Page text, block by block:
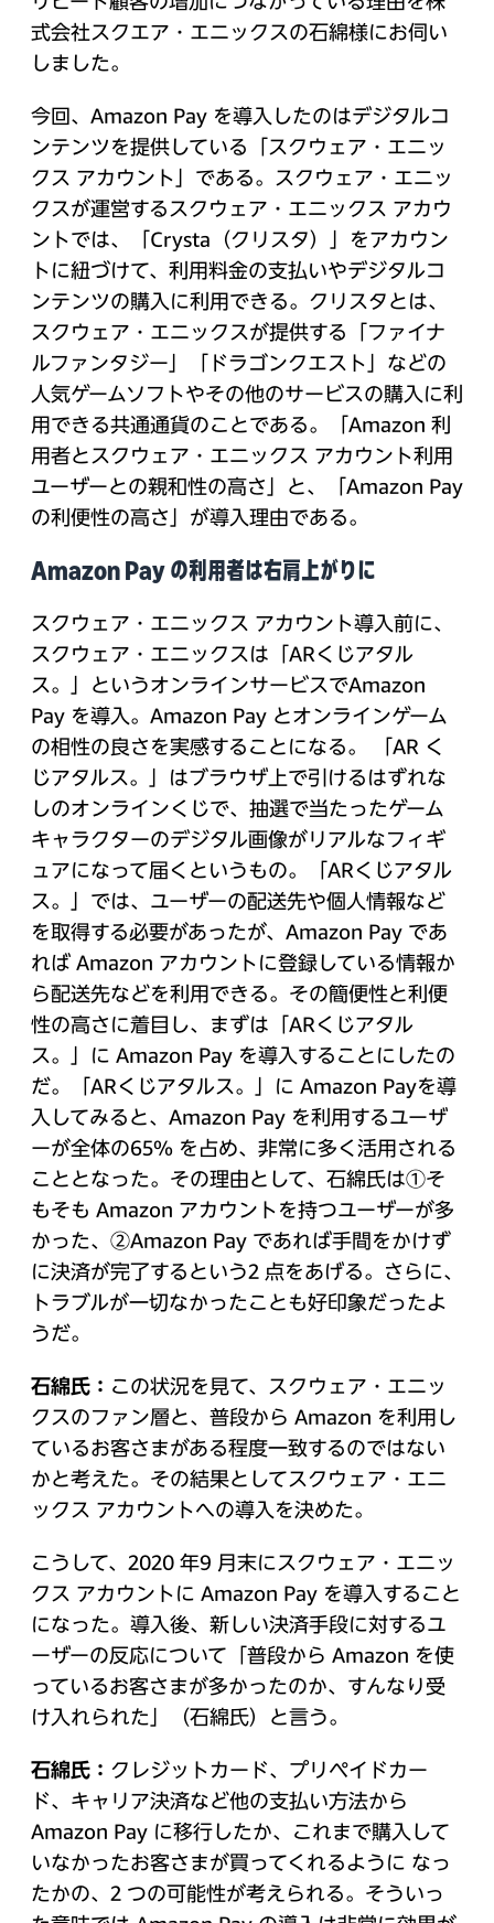
式会社スクエア・エニックスの石綿様にお伺い
しました。
今回、Amazon Pay を導入したのはデジタルコ
ンテンツを提供している「スクウェア・エニッ
クス アカウント」である。スクウェア・エニッ
クスが運営するスクウェア・エニックス アカウ
ントでは、「Crysta（クリスタ）」をアカウン
トに紐づけて、利用料金の支払いやデジタルコ
ンテンツの購入に利用できる。クリスタとは、
スクウェア・エニックスが提供する「ファイナ
ルファンタジー」「ドラゴンクエスト」などの
人気ゲームソフトやその他のサービスの購入に利
用できる共通通貨のことである。「Amazon 利
用者とスクウェア・エニックス アカウント利用
ユーザーとの親和性の高さ」と、「Amazon Pay
の利便性の高さ」が導入理由である。
Amazon Pay の利用者は右肩上がりに
スクウェア・エニックス アカウント導入前に、
スクウェア・エニックスは「ARくじアタル
ス。」というオンラインサービスでAmazon
Pay を導入。Amazon Pay とオンラインゲーム
の相性の良さを実感することになる。 「AR く
じアタルス。」はブラウザ上で引けるはずれな
しのオンラインくじで、抽選で当たったゲーム
キャラクターのデジタル画像がリアルなフィギ
ュアになって届くというもの。「ARくじアタル
ス。」では、ユーザーの配送先や個人情報など
を取得する必要があったが、Amazon Pay であ
れば Amazon アカウントに登録している情報か
ら配送先などを利用できる。その簡便性と利便
性の高さに着目し、まずは「ARくじアタル
ス。」に Amazon Pay を導入することにしたの
だ。「ARくじアタルス。」に Amazon Payを導
入してみると、Amazon Pay を利用するユーザ
ーが全体の65% を占め、非常に多く活用される
こととなった。その理由として、石綿氏は①そ
もそも Amazon アカウントを持つユーザーが多
かった、②Amazon Pay であれば手間をかけず
に決済が完了するという2 点をあげる。さらに、
トラブルが一切なかったことも好印象だったよ
うだ。
石綿氏： この状況を見て、スクウェア・エニッ
クスのファン層と、普段から Amazon を利用し
ているお客さまがある程度一致するのではない
かと考えた。その結果としてスクウェア・エニ
ックス アカウントへの導入を決めた。
こうして、2020 年9 月末にスクウェア・エニッ
クス アカウントに Amazon Pay を導入すること
になった。導入後、新しい決済手段に対するユ
ーザーの反応について「普段から Amazon を使
っているお客さまが多かったのか、すんなり受
け入れられた」（石綿氏）と言う。
石綿氏： クレジットカード、プリペイドカー
ド、キャリア決済など他の支払い方法から
Amazon Pay に移行したか、これまで購入して
いなかったお客さまが買ってくれるように なっ
たかの、2 つの可能性が考えられる。そういっ